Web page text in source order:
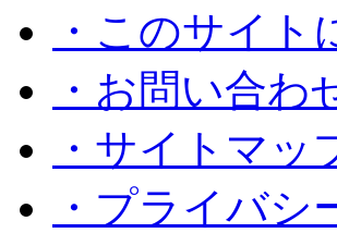
・このサイト
・お問い合わ
・サイトマッ
・プライバシ